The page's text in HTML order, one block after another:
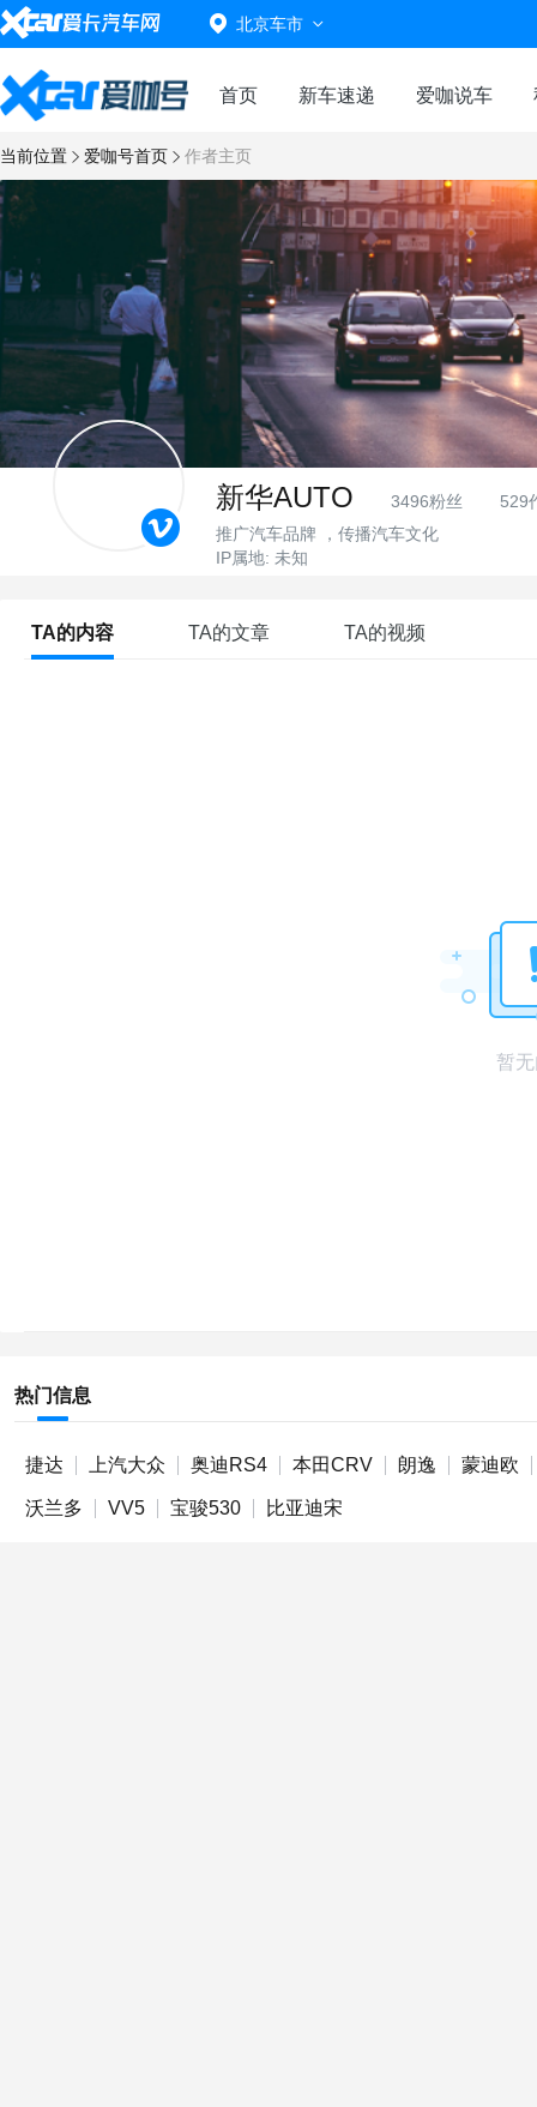
北京车市
首页 新车速递 爱咖说车
当前位置 爱咖号首页 作者主页
新华AUTO 3496粉丝
529
推广汽车品牌 ，传播汽车文化
IP属地: 未知
TA的内容 TA的文章 TA的视频
暂
热门信息
捷达 上汽大众 奥迪RS4 本田CRV 朗逸 蒙迪欧
沃兰多 VV5 宝骏530 比亚迪宋